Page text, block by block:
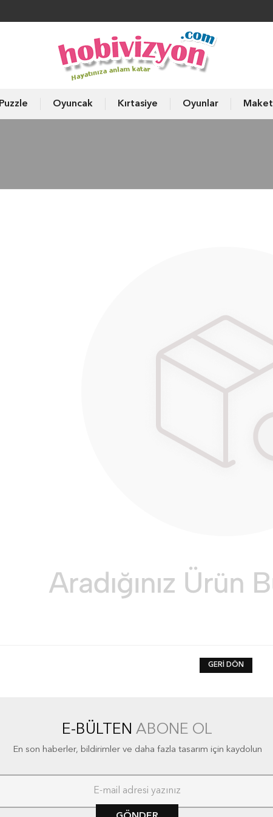
Puzzle Oyuncak Kırtasiye Oyunlar Maket
GERI DÖN
E-BÜLTEN ABONE OL
En son haberler, bildirimler ve daha fazla tasarım için kaydolun